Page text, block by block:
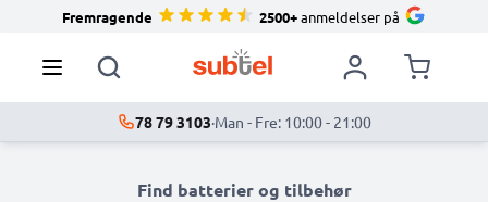
Fremragende 2500+anmeldelser på
78 79 3103·Man - Fre: 10:00 - 21:00
Find batterier og tilbehør